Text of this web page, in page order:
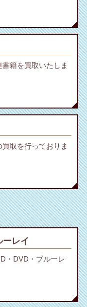
籍を買取いたしま
取を行っておりま
ーレイ
・DVD・ブルーレ